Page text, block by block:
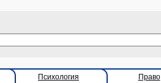
Психология Право